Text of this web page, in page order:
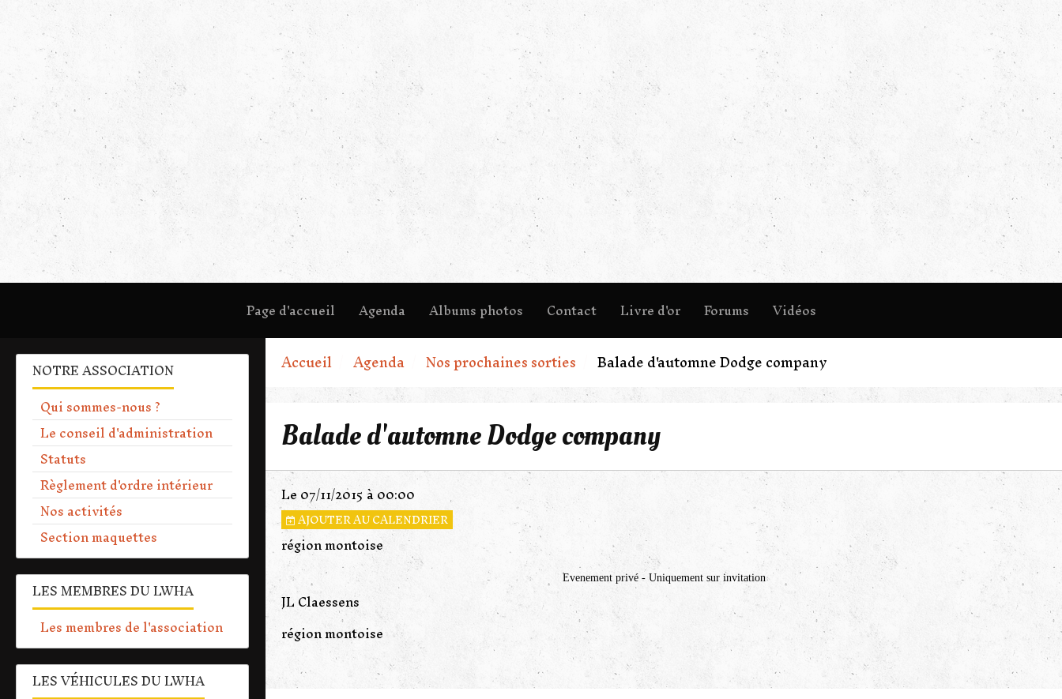
Page d'accueil Agenda Albums photos Contact Livre d'or Forums Vidéos
Accueil Agenda Nos prochaines sorties Balade d'automne Dodge company
Balade d'automne Dodge company
Le 07/11/2015à 00:00
AJOUTER AU CALENDRIER
région montoise
Evenement privé - Uniquement sur invitation
JL Claessens
région montoise
NOTRE ASSOCIATION
Qui sommes-nous ?
Le conseil d'administration
Statuts
Règlement d'ordre intérieur
Nos activités
Section maquettes
LES MEMBRES DU LWHA
Les membres de l'association
LES VÉHICULES DU LWHA